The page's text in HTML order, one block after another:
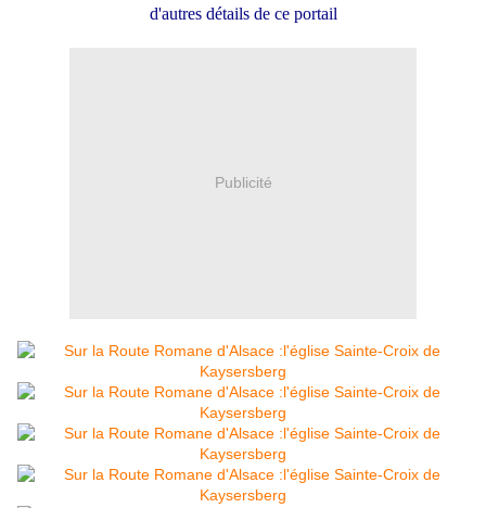
d'autres détails de ce portail
Publicité